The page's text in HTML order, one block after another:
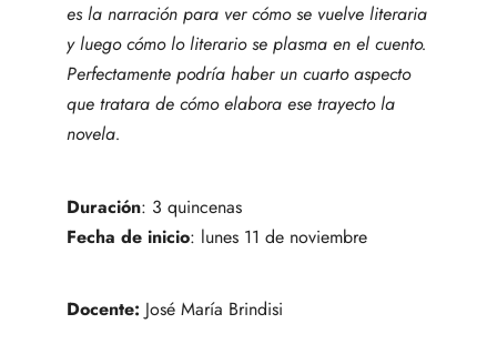
es la narración para ver cómo se vuelve literaria
y luego cómo lo literario se plasma en el cuento.
Perfectamente podría haber un cuarto aspecto
que tratara de cómo elabora ese trayecto la
novela.
Duración: 3 quincenas
Fecha de inicio: lunes 11 de noviembre
Docente: José María Brindisi